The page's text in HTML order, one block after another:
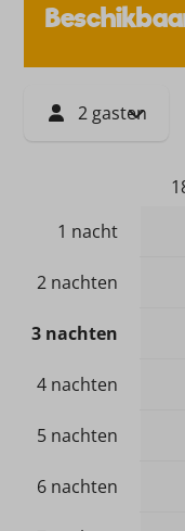
2 gasten
1 nacht
2 nachten
3 nachten
4 nachten
5 nachten
6 nachten